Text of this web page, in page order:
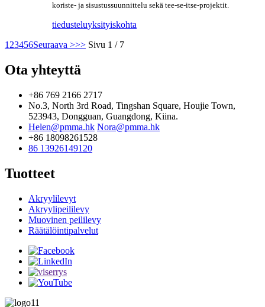
koriste- ja sisustussuunnittelu sekä tee-se-itse-projektit.
tiedusteluyksityiskohta
1 23456Seuraava >>> Sivu 1 / 7
Ota yhteyttä
+86 769 2166 2717
No.3, North 3rd Road, Tingshan Square, Houjie Town,
523943, Dongguan, Guangdong, Kiina.
Helen@pmma.hk Nora@pmma.hk
+86 18098261528
86 13926149120
Tuotteet
Akryylilevyt
Akryylipeililevy
Muovinen peililevy
Räätälöintipalvelut